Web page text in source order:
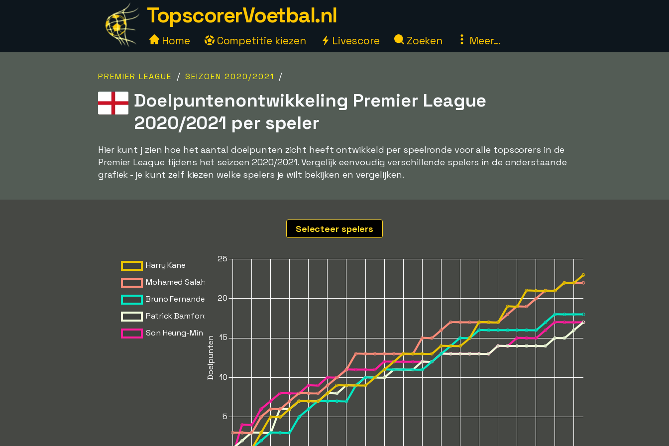
TopscorerVoetbal.nl
Home Competitie kiezen Livescore Zoeken Meer...
PREMIER LEAGUE / SEIZOEN 2020/2021 /
Doelpuntenontwikkeling Premier League
2020/2021 per speler
Hier kunt j zien hoe het aantal doelpunten zicht heeft ontwikkeld per speelronde voor alle topscorers in de
Premier League tijdens het seizoen 2020/2021. Vergelijk eenvoudig verschillende spelers in de onderstaande
grafiek - je kunt zelf kiezen welke spelers je wilt bekijken en vergelijken.
Selecteer spelers